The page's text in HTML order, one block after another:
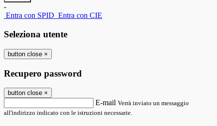
-
Entra con SPID Entra con CIE
Seleziona utente
button close ×
Recupero password
button close ×
E-mail Verrà inviato un messaggio
all'indirizzo indicato con le istruzioni necessarie.